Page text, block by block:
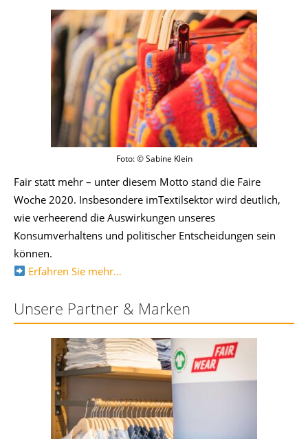
Foto: © Sabine Klein
Fair statt mehr – unter diesem Motto stand die Faire
Woche 2020. Insbesondere imTextilsektor wird deutlich,
wie verheerend die Auswirkungen unseres
Konsumverhaltens und politischer Entscheidungen sein
können.
Erfahren Sie mehr…
Unsere Partner & Marken